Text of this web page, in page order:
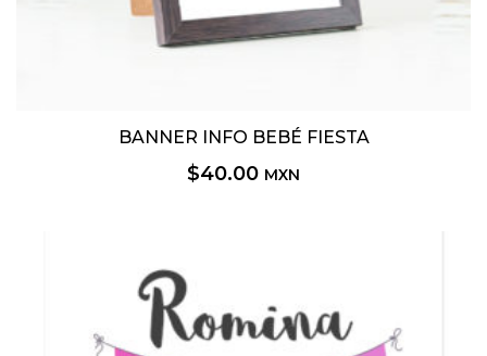
BANNER INFO BEBÉ FIESTA
$40.00 MXN